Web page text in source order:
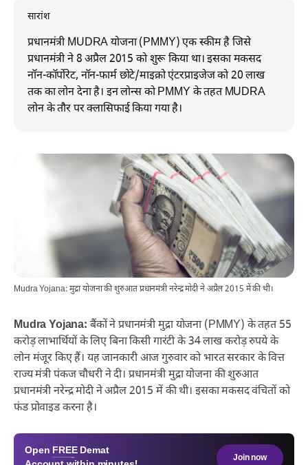
सारांश
प्रधानमंत्री MUDRA योजना (PMMY) एक स्कीम है जिसे
प्रधानमंत्री ने 8 अप्रैल 2015 को शुरू किया था। इसका मकसद
नॉन-कॉर्पोरेट, नॉन-फार्म छोटे/माइक्रो एंटरप्राइजेज को 20 लाख
तक का लोन देना है। इन लोन्स को PMMY के तहत MUDRA
लोन के तौर पर क्लासिफाई किया गया है।
Mudra Yojana: मुद्रा योजना की शुरुआत प्रधानमंत्री नरेन्द्र मोदी ने अप्रैल 2015 में की थी।
Mudra Yojana: बैंकों ने प्रधानमंत्री मुद्रा योजना (PMMY) के तहत 55
करोड़ लाभार्थियों के लिए बिना किसी गारंटी के 34 लाख करोड़ रुपये के
लोन मंजूर किए हैं। यह जानकारी आज गुरुवार को भारत सरकार के वित्त
राज्य मंत्री पंकज चौधरी ने दी। प्रधानमंत्री मुद्रा योजना की शुरुआत
प्रधानमंत्री नरेन्द्र मोदी ने अप्रैल 2015 में की थी। इसका मकसद वंचितों को
फंड प्रोवाइड करना है।
Open FREE Demat
Join now